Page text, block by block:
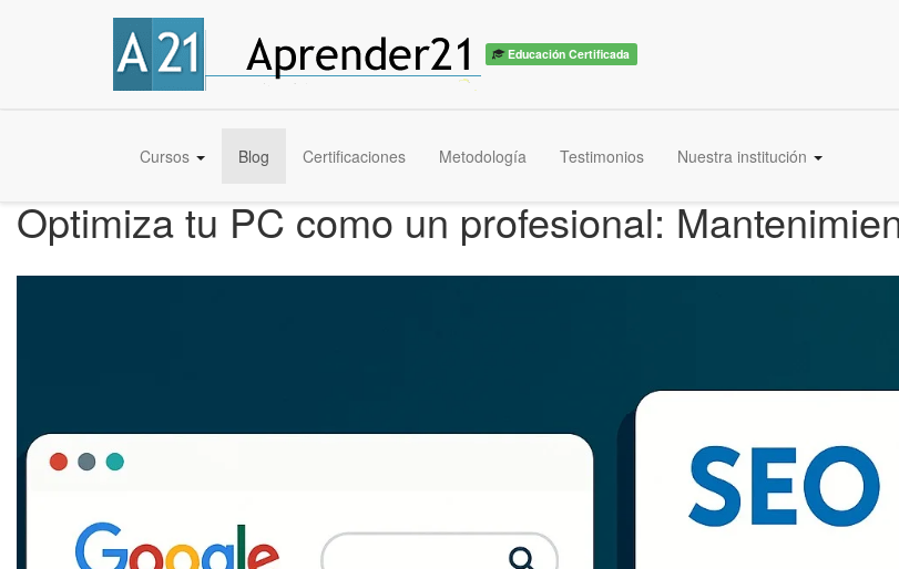
Educación Certificada
Cursos Blog Certificaciones Metodología Testimonios Nuestra institución
Optimiza tu PC como un profesional: